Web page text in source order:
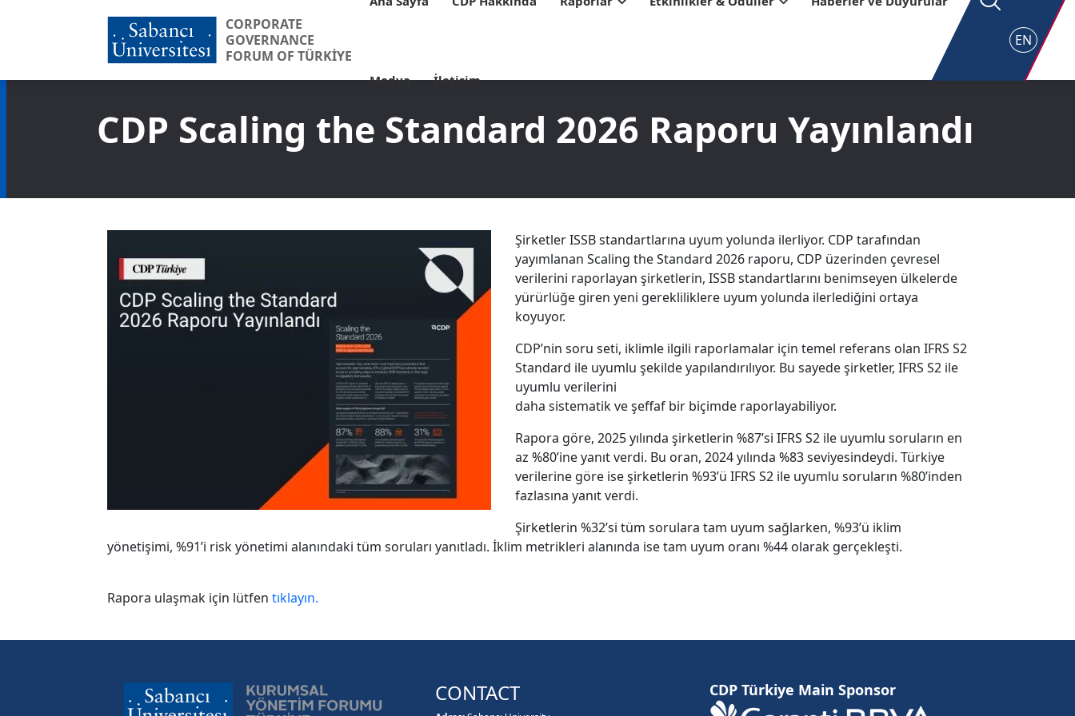
CORPORATE
GOVERNANCE
FORUM OF TÜRKİYE
EN
Medya İletişim
CDP Scaling the Standard 2026 Raporu Yayınlandı
Şirketler ISSB standartlarına uyum yolunda ilerliyor. CDP tarafından
yayımlanan Scaling the Standard 2026 raporu, CDP üzerinden çevresel
verilerini raporlayan şirketlerin, ISSB standartlarını benimseyen ülkelerde
yürürlüğe giren yeni gerekliliklere uyum yolunda ilerlediğini ortaya
koyuyor.
CDP’nin soru seti, iklimle ilgili raporlamalar için temel referans olan IFRS S2
Standard ile uyumlu şekilde yapılandırılıyor. Bu sayede şirketler, IFRS S2 ile
uyumlu verilerini
daha sistematik ve şeffaf bir biçimde raporlayabiliyor.
Rapora göre, 2025 yılında şirketlerin %87’si IFRS S2 ile uyumlu soruların en
az %80’ine yanıt verdi. Bu oran, 2024 yılında %83 seviyesindeydi. Türkiye
verilerine göre ise şirketlerin %93’ü IFRS S2 ile uyumlu soruların %80’inden
fazlasına yanıt verdi.
Şirketlerin %32’si tüm sorulara tam uyum sağlarken, %93’ü iklim
yönetişimi, %91’i risk yönetimi alanındaki tüm soruları yanıtladı. İklim metrikleri alanında ise tam uyum oranı %44 olarak gerçekleşti.
Rapora ulaşmak için lütfen tıklayın.
CONTACT CDP Türkiye Main Sponsor